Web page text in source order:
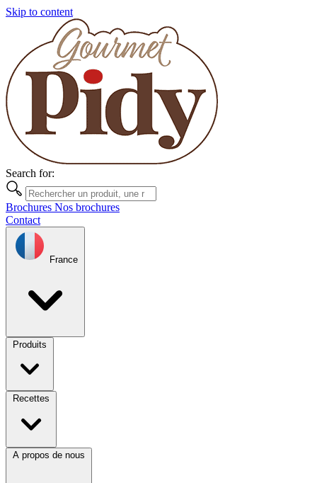
Skip to content
Search for:
Brochures Nos brochures
Contact
France
Produits
Recettes
A propos de nous